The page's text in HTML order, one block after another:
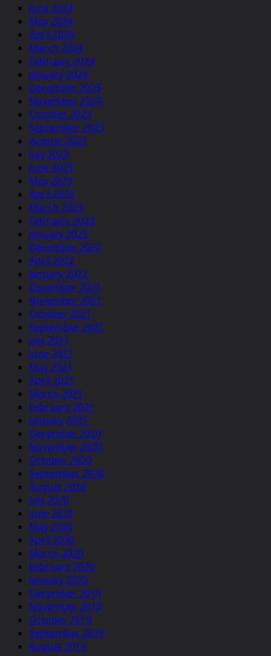
June 2024
May 2024
April 2024
March 2024
February 2024
January 2024
December 2023
November 2023
October 2023
September 2023
August 2023
July 2023
June 2023
May 2023
April 2023
March 2023
February 2023
January 2023
December 2022
April 2022
January 2022
December 2021
November 2021
October 2021
September 2021
July 2021
June 2021
May 2021
April 2021
March 2021
February 2021
January 2021
December 2020
November 2020
October 2020
September 2020
August 2020
July 2020
June 2020
May 2020
April 2020
March 2020
February 2020
January 2020
December 2019
November 2019
October 2019
September 2019
August 2019